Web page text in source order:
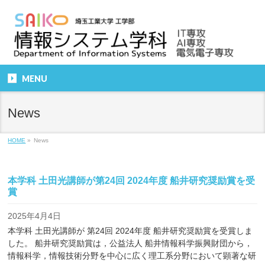
MENU
News
HOME » News
本学科 土田光講師が第24回 2024年度 船井研究奨励賞を受
賞
2025年4月4日
本学科 土田光講師が 第24回 2024年度 船井研究奨励賞を受賞しま
した。 船井研究奨励賞は，公益法人 船井情報科学振興財団から，
情報科学，情報技術分野を中心に広く理工系分野において顕著な研